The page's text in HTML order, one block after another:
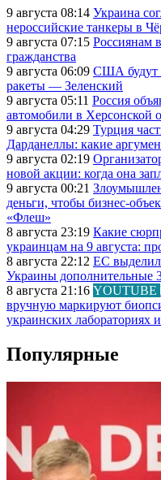
9 августа 08:14 Украина
нероссийские танкеры в
9 августа 07:15 Россиянам
гражданства
9 августа 06:09 США будут
ракеты — Зеленский
9 августа 05:11 Россия
автомобили в Херсонской
9 августа 04:29 Турция
Дарданеллы: какие
9 августа 02:19
новой акции: когда она
9 августа 00:21
деньги, чтобы бизнес-
«Флеш»
8 августа 23:19 Какие
украинцам на 9 августа:
8 августа 22:12 ЕС
Украины дополнительные
8 августа 21:16 YOUTUBE
вручную маркируют
украинских лабораториях
Популярные